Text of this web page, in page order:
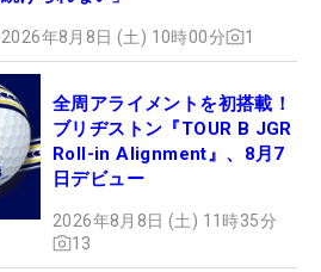
2026年8月8日 (土) 10時00分 1
全周アライメントを初搭載！
ブリヂストン『TOUR B JGR
Roll-in Alignment』、8月7
日デビュー
2026年8月8日 (土) 11時35分
13